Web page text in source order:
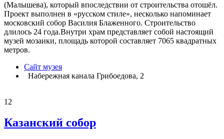
(Малышева), который впоследствии от строительства отошёл.
Проект выполнен в «русском стиле», несколько напоминает
московский собор Василия Блаженного. Строительство
длилось 24 года.Внутри храм представляет собой настоящий
музей мозаики, площадь которой составляет 7065 квадратных
метров.
Сайт музея
Набережная канала Грибоедова, 2
12
Казанский собор